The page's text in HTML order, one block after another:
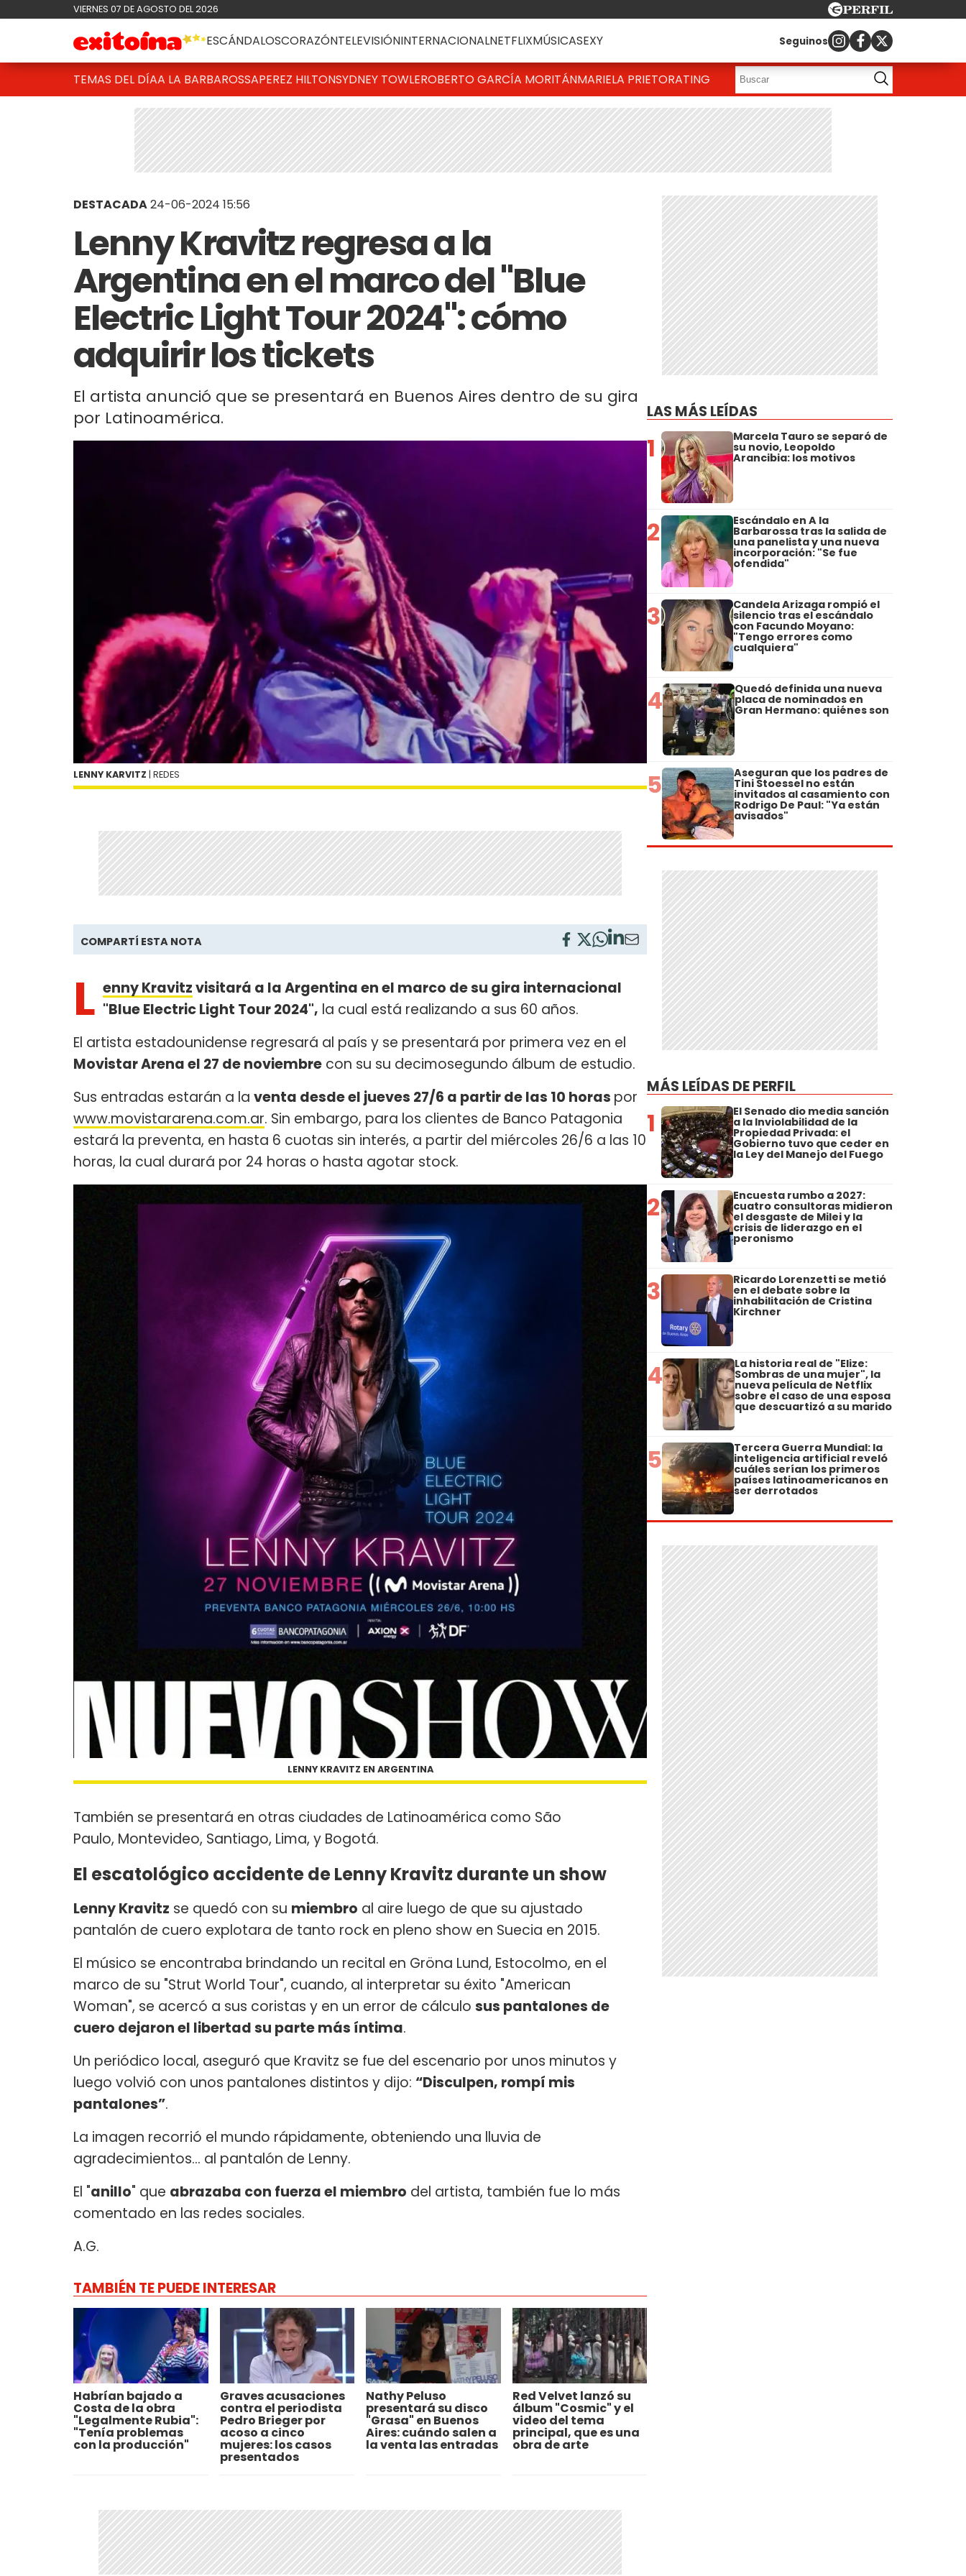
VIERNES 07 DE AGOSTO DEL 2026
ESCÁNDALOSCORAZÓNTELEVISIÓNINTERNACIONALNETFLIXMÚSICASEXY Seguinos
TEMAS DEL DÍAA LA BARBAROSSAPEREZ HILTONSYDNEY TOWLEROBERTO GARCÍA MORITÁNMARIELA PRIETORATING
DESTACADA24-06-2024 15:56
Lenny Kravitz regresa a la
Argentina en el marco del "Blue
Electric Light Tour 2024": cómo
adquirir los tickets
El artista anunció que se presentará en Buenos Aires dentro de su gira
por Latinoamérica.
LENNY KARVITZ | REDES
COMPARTÍ ESTA NOTA
L enny Kravitzvisitará a la Argentina en el marco de su gira internacional
"Blue Electric Light Tour 2024", la cual está realizando a sus 60 años.
El artista estadounidense regresará al país y se presentará por primera vez en el
Movistar Arena el 27 de noviembre con su su decimosegundo álbum de estudio.
Sus entradas estarán a la venta desde el jueves 27/6 a partir de las 10 horas por
www.movistararena.com.ar. Sin embargo, para los clientes de Banco Patagonia
estará la preventa, en hasta 6 cuotas sin interés, a partir del miércoles 26/6 a las 10
horas, la cual durará por 24 horas o hasta agotar stock.
LENNY KRAVITZ EN ARGENTINA
También se presentará en otras ciudades de Latinoamérica como São
Paulo, Montevideo, Santiago, Lima, y Bogotá.
El escatológico accidente de Lenny Kravitz durante un show
Lenny Kravitz se quedó con su miembro al aire luego de que su ajustado
pantalón de cuero explotara de tanto rock en pleno show en Suecia en 2015.
El músico se encontraba brindando un recital en Gröna Lund, Estocolmo, en el
marco de su "Strut World Tour", cuando, al interpretar su éxito "American
Woman", se acercó a sus coristas y en un error de cálculo sus pantalones de
cuero dejaron el libertad su parte más íntima.
Un periódico local, aseguró que Kravitz se fue del escenario por unos minutos y
luego volvió con unos pantalones distintos y dijo: “Disculpen, rompí mis
pantalones”.
La imagen recorrió el mundo rápidamente, obteniendo una lluvia de
agradecimientos... al pantalón de Lenny.
El "anillo" que abrazaba con fuerza el miembro del artista, también fue lo más
comentado en las redes sociales.
A.G.
TAMBIÉN TE PUEDE INTERESAR
Habrían bajado a
Costa de la obra
"Legalmente Rubia":
"Tenía problemas
con la producción"
Graves acusaciones
contra el periodista
Pedro Brieger por
acoso a cinco
mujeres: los casos
presentados
Nathy Peluso
presentará su disco
"Grasa" en Buenos
Aires: cuándo salen a
la venta las entradas
Red Velvet lanzó su
álbum "Cosmic" y el
video del tema
principal, que es una
obra de arte
LAS MÁS LEÍDAS
1 Marcela Tauro se separó de
su novio, Leopoldo
Arancibia: los motivos
2 Escándalo en A la
Barbarossa tras la salida de
una panelista y una nueva
incorporación: "Se fue
ofendida"
3 Candela Arizaga rompió el
silencio tras el escándalo
con Facundo Moyano:
"Tengo errores como
cualquiera"
4 Quedó definida una nueva
placa de nominados en
Gran Hermano: quiénes son
5 Aseguran que los padres de
Tini Stoessel no están
invitados al casamiento con
Rodrigo De Paul: "Ya están
avisados"
MÁS LEÍDAS DE PERFIL
1 El Senado dio media sanción
a la Inviolabilidad de la
Propiedad Privada: el
Gobierno tuvo que ceder en
la Ley del Manejo del Fuego
2 Encuesta rumbo a 2027:
cuatro consultoras midieron
el desgaste de Milei y la
crisis de liderazgo en el
peronismo
3 Ricardo Lorenzetti se metió
en el debate sobre la
inhabilitación de Cristina
Kirchner
4 La historia real de "Elize:
Sombras de una mujer", la
nueva película de Netflix
sobre el caso de una esposa
que descuartizó a su marido
5 Tercera Guerra Mundial: la
inteligencia artificial reveló
cuáles serían los primeros
países latinoamericanos en
ser derrotados